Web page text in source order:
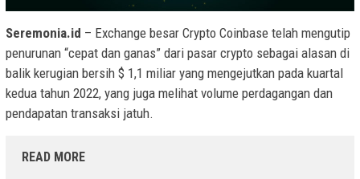
Seremonia.id – Exchange besar Crypto Coinbase telah mengutip
penurunan “cepat dan ganas” dari pasar crypto sebagai alasan di
balik kerugian bersih $ 1,1 miliar yang mengejutkan pada kuartal
kedua tahun 2022, yang juga melihat volume perdagangan dan
pendapatan transaksi jatuh.
READ MORE